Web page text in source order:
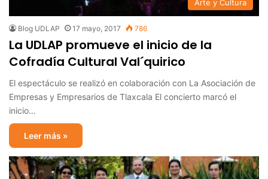
Arte y Cultura
Blog UDLAP 17 mayo, 2017 786
La UDLAP promueve el inicio de la
Cofradía Cultural Val´quirico
El espectáculo se realizó en colaboración con La Asociación de
Empresas y Empresarios de Tlaxcala El concierto marcó el
inicio…
Leer más »